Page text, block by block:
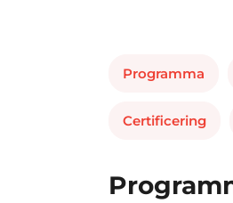
Programma
Certificering